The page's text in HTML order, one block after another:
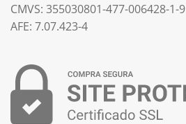
CMVS: 355030801-477-006428-1-9
AFE: 7.07.423-4